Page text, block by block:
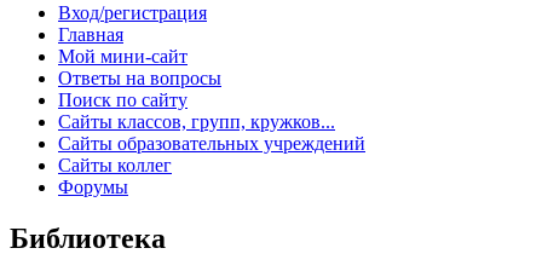
Вход/регистрация
Главная
Мой мини-сайт
Ответы на вопросы
Поиск по сайту
Сайты классов, групп, кружков...
Сайты образовательных учреждений
Сайты коллег
Форумы
Библиотека